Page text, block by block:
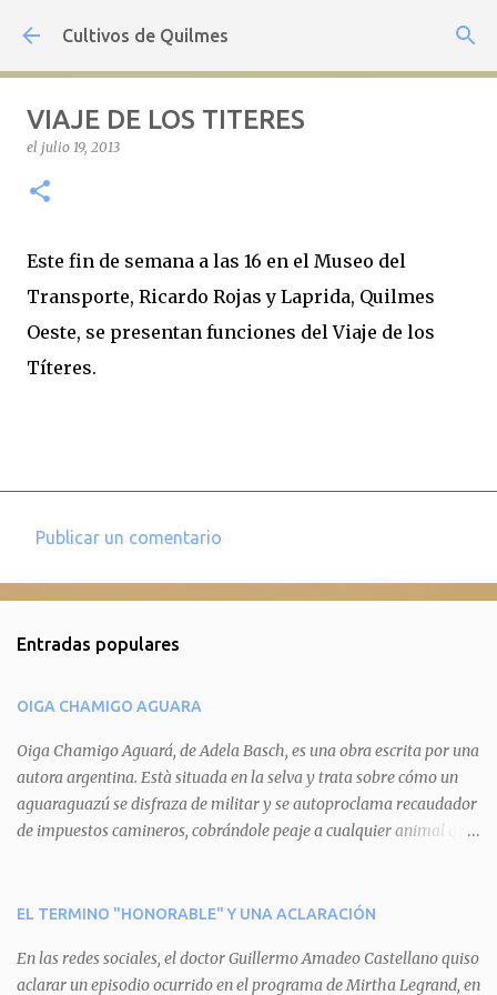
Ir al contenido principal
Cultivos de Quilmes
VIAJE DE LOS TITERES
el julio 19, 2013
Este fin de semana a las 16 en el Museo del
Transporte, Ricardo Rojas y Laprida, Quilmes
Oeste, se presentan funciones del Viaje de los
Títeres.
e
t
a
r
i
o
Publicar un comentario
Entradas populares
OIGA CHAMIGO AGUARA
Oiga Chamigo Aguará, de Adela Basch, es una obra escrita por una
autora argentina. Està situada en la selva y trata sobre cómo un
aguaraguazú se disfraza de militar y se autoproclama recaudador
de impuestos camineros, cobrándole peaje a cualquier animal que
aguará le provoca. De igual manera pasa con Tatú, el armadillo.
del aguará y pasa sin pagar. Por último, Tui, la cotorra, deja
expuesta la mentira del aguará y arenga a los otros tres
EL TERMINO "HONORABLE" Y UNA ACLARACIÓN
En las redes sociales, el doctor Guillermo Amadeo Castellano quiso
aclarar un episodio ocurrido en el programa de Mirtha Legrand, en